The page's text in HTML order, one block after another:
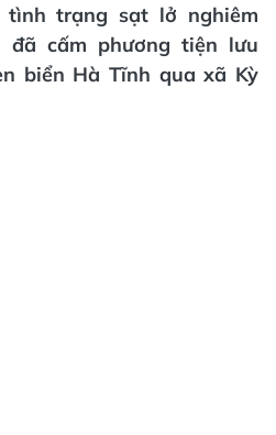
tình trạng sạt lở nghiêm
đã cấm phương tiện lưu
biển Hà Tĩnh qua xã Kỳ